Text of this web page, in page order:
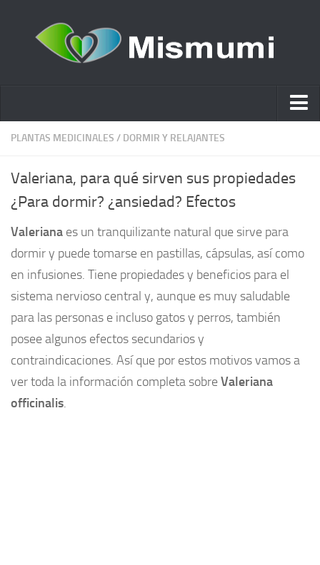
Ácido hialurónico
Estética y Belleza
Remedios Naturales
Nutrición
Otras Categorías
Acidos
Embarazo
Plantas medicinales
Aceites
Alimentación
Articulaciones
PLANTAS MEDICINALES / DORMIR Y RELAJANTES
Valeriana, para qué sirven sus propiedades
¿Para dormir? ¿ansiedad? Efectos
Valeriana es un tranquilizante natural que sirve para
dormir y puede tomarse en pastillas, cápsulas, así como
en infusiones. Tiene propiedades y beneficios para el
sistema nervioso central y, aunque es muy saludable
para las personas e incluso gatos y perros, también
posee algunos efectos secundarios y
contraindicaciones. Así que por estos motivos vamos a
ver toda la información completa sobreValeriana
officinalis.